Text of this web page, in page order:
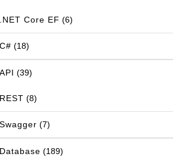
.NET Core EF (6)
C# (18)
API (39)
REST (8)
Swagger (7)
Database (189)